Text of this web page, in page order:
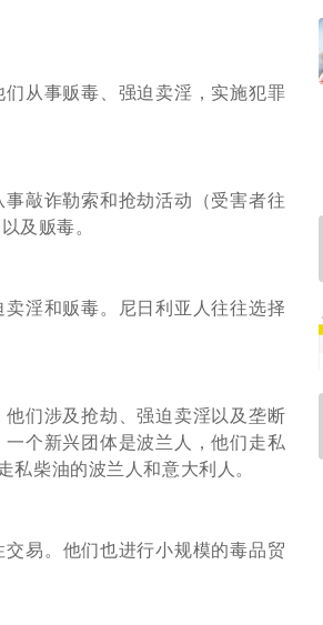
从事贩毒、强迫卖淫，实施犯罪
事敲诈勒索和抢劫活动（受害者往
及贩毒。
淫和贩毒。 尼日利亚人往往选择
他们涉及抢劫、强迫卖淫以及垄断
一个新兴团体是波兰人，他们走私
柴油的波兰人和意大利人。
易。 他们也进行小规模的毒品贸